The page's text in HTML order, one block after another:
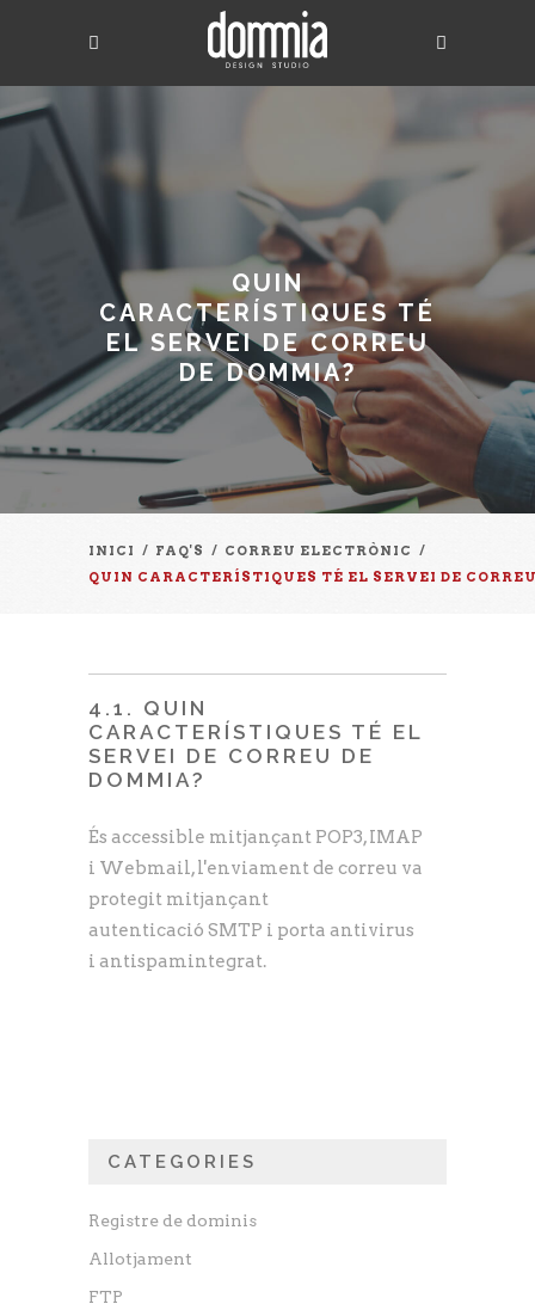
QUIN
CARACTERÍSTIQUES TÉ
EL SERVEI DE CORREU
DE DOMMIA?
INICI / FAQ'S / CORREU ELECTRÒNIC /
QUIN CARACTERÍSTIQUES TÉ EL SERVEI DE
4.1. QUIN
CARACTERÍSTIQUES TÉ EL
SERVEI DE CORREU DE
DOMMIA?
És accessible mitjançant POP3, IMAP
i Webmail, l'enviament de correu va
protegit mitjançant
autenticació SMTP i porta antivirus
i antispamintegrat.
CATEGORIES
Registre de dominis
Allotjament
FTP